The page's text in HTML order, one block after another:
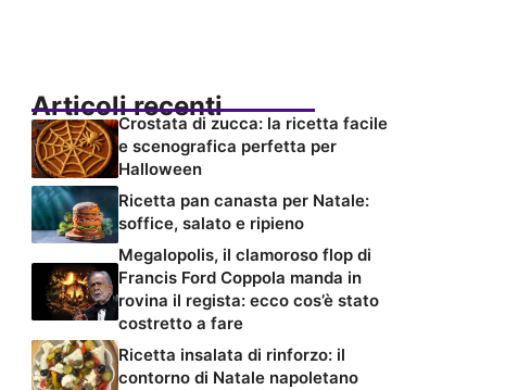
Articoli recenti
Crostata di zucca: la ricetta facile
e scenografica perfetta per
Halloween
Ricetta pan canasta per Natale:
soffice, salato e ripieno
Megalopolis, il clamoroso flop di
Francis Ford Coppola manda in
rovina il regista: ecco cos’è stato
costretto a fare
Ricetta insalata di rinforzo: il
contorno di Natale napoletano